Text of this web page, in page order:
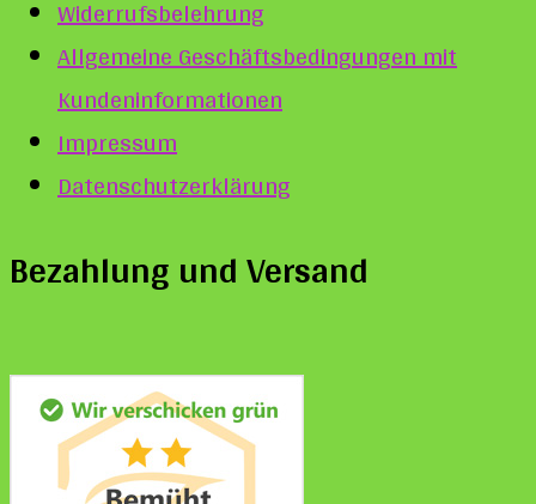
Widerrufsbelehrung
Allgemeine Geschäftsbedingungen mit
Kundeninformationen
Impressum
Datenschutzerklärung
Bezahlung und Versand